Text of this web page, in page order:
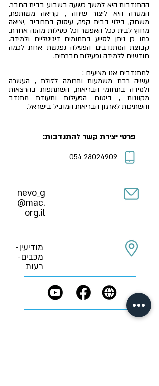
ההתנדבות היא למשך כשעה בשבוע בבית החבר.
המטרה היא ליצור שיחה , קריאה משותפת,
משחק, בילוי בבית קפה, עיסוק בתחביב ,יציאה
מחוץ לבית ככל האפשר וכל פעילות מהנה אחרת.
כמו כן ניתן לסייע בתחומים דיגיטליים ולמידה.
קבוצת המתנדבים הפעילה נפגשת אחת לכמה
חודשים ללמידה ופעילות חברתית.
למתנדבים אנו מציעים :
עשיה רבת משמעות ותרומה לזולת , העשרה
ולמידה בתחומי הבריאות, השתתפות בהרצאות
מקוונות , ביטוח הפעילות ותעודת מתנדב
והשתיכות לארגון הבריאות המוביל בישראל.
פרטי יצירת קשר להתנדבות:
054-28024909
nevo_g
@mac.
org.il
מודיעין-
מכבים-
רעות